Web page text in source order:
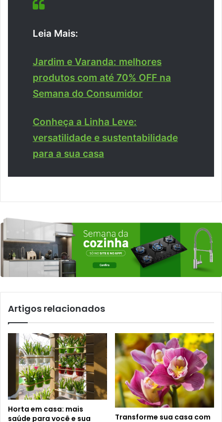
Leia Mais:
Jardim e Varanda: melhores
produtos com até 70% OFF na
Semana do Consumidor
Conheça a Linha Leve:
versatilidade e sustentabilidade
para a sua casa
Artigos relacionados
Horta em casa: mais
saúde para você e sua
Transforme sua casa com